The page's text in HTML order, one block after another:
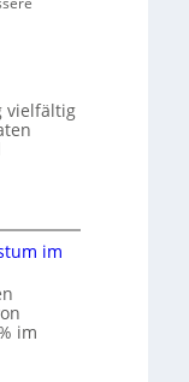
vielfältig
im
im